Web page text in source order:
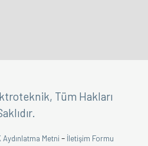
Tüm Hakları
Aydınlatma Metni - İletişim Formu